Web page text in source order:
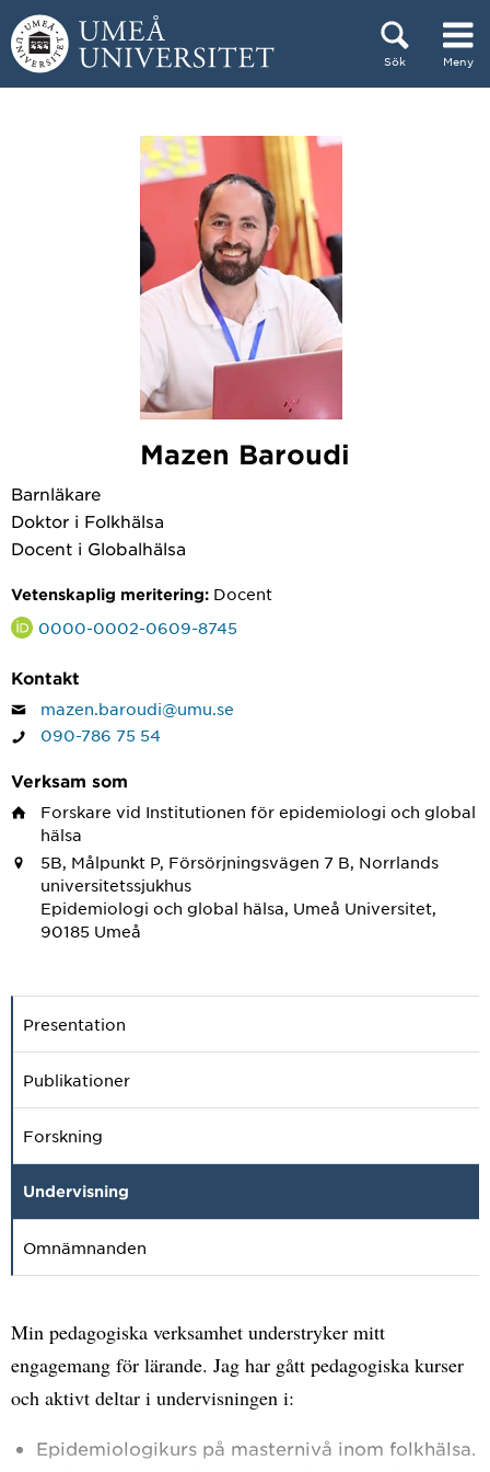
Hoppa direkt till innehållet
Sök Meny
Mazen Baroudi
Barnläkare
Doktor i Folkhälsa
Docent i Globalhälsa
Vetenskaplig meritering: Docent
0000-0002-0609-8745
Kontakt
mazen.baroudi@umu.se
090-786 75 54
Verksam som
Forskare vid Institutionen för epidemiologi och global
hälsa
5B, Målpunkt P, Försörjningsvägen 7 B, Norrlands
universitetssjukhus
Epidemiologi och global hälsa, Umeå Universitet,
90185 Umeå
Presentation
Publikationer
Forskning
Undervisning
Omnämnanden
Min pedagogiska verksamhet understryker mitt
engagemang för lärande. Jag har gått pedagogiska kurser
och aktivt deltar i undervisningen i:
Epidemiologikurs på masternivå inom folkhälsa.